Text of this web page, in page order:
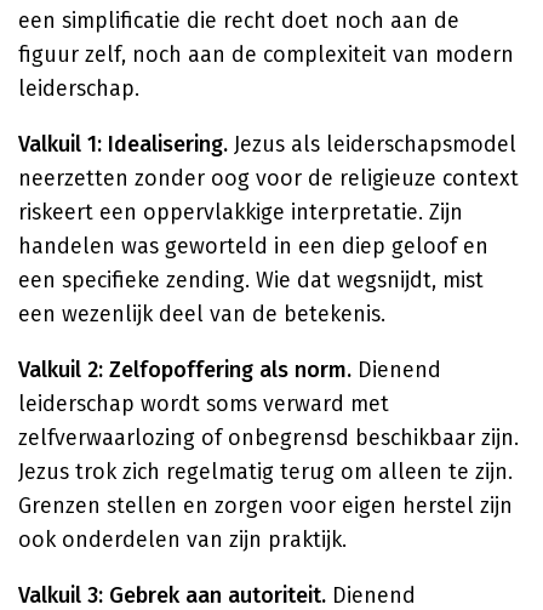
een simplificatie die recht doet noch aan de
figuur zelf, noch aan de complexiteit van modern
leiderschap.
Valkuil 1: Idealisering. Jezus als leiderschapsmodel
neerzetten zonder oog voor de religieuze context
riskeert een oppervlakkige interpretatie. Zijn
handelen was geworteld in een diep geloof en
een specifieke zending. Wie dat wegsnijdt, mist
een wezenlijk deel van de betekenis.
Valkuil 2: Zelfopoffering als norm. Dienend
leiderschap wordt soms verward met
zelfverwaarlozing of onbegrensd beschikbaar zijn.
Jezus trok zich regelmatig terug om alleen te zijn.
Grenzen stellen en zorgen voor eigen herstel zijn
ook onderdelen van zijn praktijk.
Valkuil 3: Gebrek aan autoriteit. Dienend